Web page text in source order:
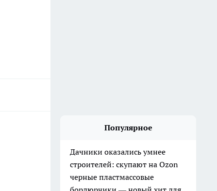
Популярное
Дачники оказались умнее
строителей: скупают на Ozon
черные пластмассовые